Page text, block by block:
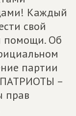
Каждый
свой
помощи. Об
партии
–
прав